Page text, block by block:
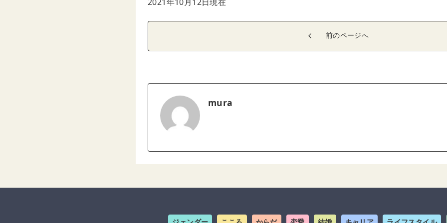
2021年10月12日現在
前のページへ
mura